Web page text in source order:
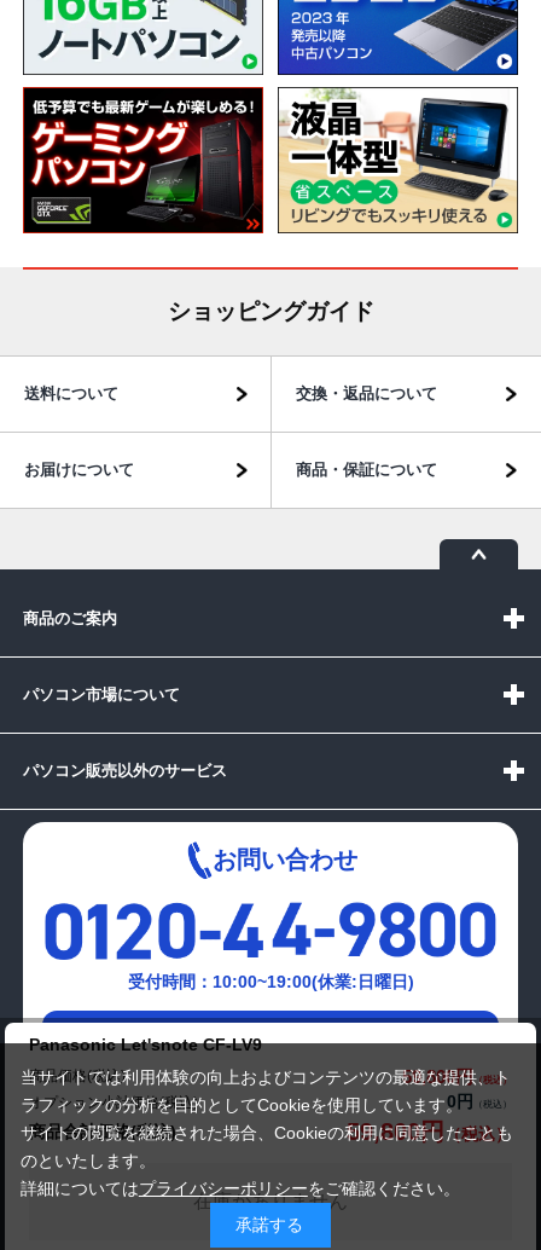
Panasonic Let'snote CF-LV9
商品価格(税込) 59,800円
オプション小計価格(税込)
0円
商品合計価格(税込)
59,800円
在庫がありません
ショッピングガイド
送料について 交換・返品について
お届けについて 商品・保証について
商品のご案内
パソコン市場について
パソコン販売以外のサービス
お問い合わせ
受付時間：10:00~19:00(休業:日曜日)
メールでの
Copyright(c)2024 mediator Co., Ltd. ALL Rights Reserved
当サイトでは利用体験の向上およびコンテンツの最適な提供、ト
ラフィックの分析を目的としてCookieを使用しています。
サイトの閲覧を継続された場合、Cookieの利用に同意したことも
のといたします。
詳細についてはプライバシーポリシーをご確認ください。
承諾する